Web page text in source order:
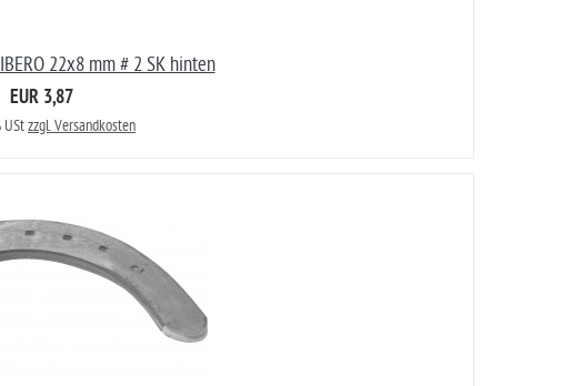
22x8 mm # 2 SK hinten
EUR 3,87
UStzzgl. Versandkosten